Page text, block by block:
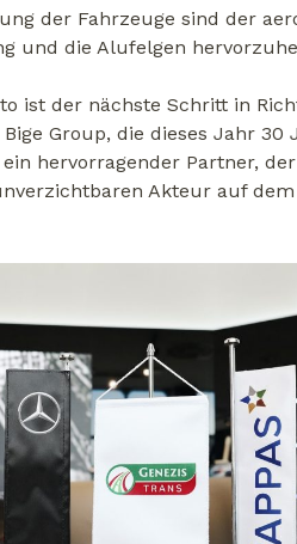
der Fahrzeuge sind der
und die Alufelgen
ist der nächste Schritt in
Group, die dieses Jahr
hervorragender Partner,
Akteur auf